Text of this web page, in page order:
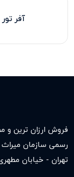
آفر
فروش ارزان ترین و
رسمی سازمان میراث فرهنگی با ۶
تهران - خیابان مطهری